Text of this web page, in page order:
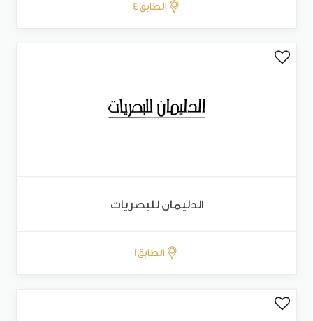
الطابق 4
الدليمان للبصريات
الطابق 1